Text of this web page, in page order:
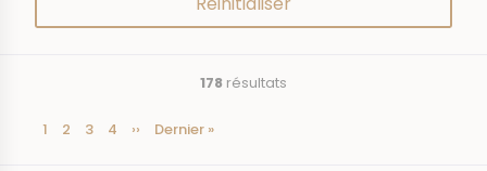
178 résultats
Pagination
Page
1 Page
2 Page
3 Page
4
Page
››
Dernière
Dernier »